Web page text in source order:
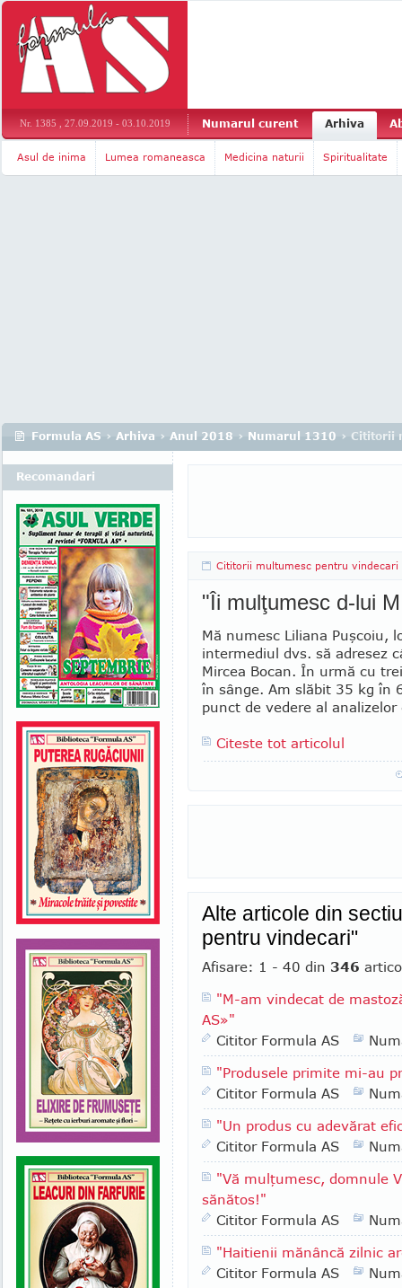
Nr. 1385 , 27.09.2019 - 03.10.2019 Numarul curent Arhiva
Asul de inima Lumea romaneasca Medicina naturii Spiritualitate
Formula AS › Arhiva › Anul 2018 › Numarul 1310 › Cititorii
Cititorii multumesc pentru vindecari
"Îi mulţumesc d-lui
Mă numesc Liliana Puşcoiu,
intermediul dvs. să adresez
Mircea Bocan. În urmă cu
în sânge. Am slăbit 35 kg în
punct de vedere al
Citeste tot articolul
Alte articole din
pentru vindecari"
Afisare: 1 - 40 din 346
"M-am vindecat de
AS»"
Cititor Formula AS
"Produsele primite mi-au
Cititor Formula AS
"Un produs cu adevărat
Cititor Formula AS
"Vă mulţumesc, domnule
sănătos!"
Cititor Formula AS
"Haitienii mănâncă zilnic
Cititor Formula AS
Recomandari